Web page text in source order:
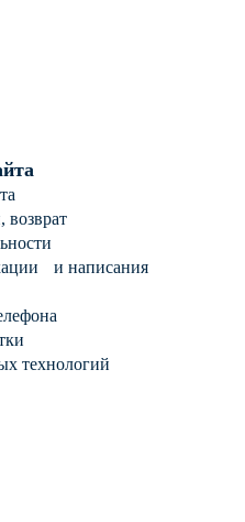
возврат
и написания
технологий